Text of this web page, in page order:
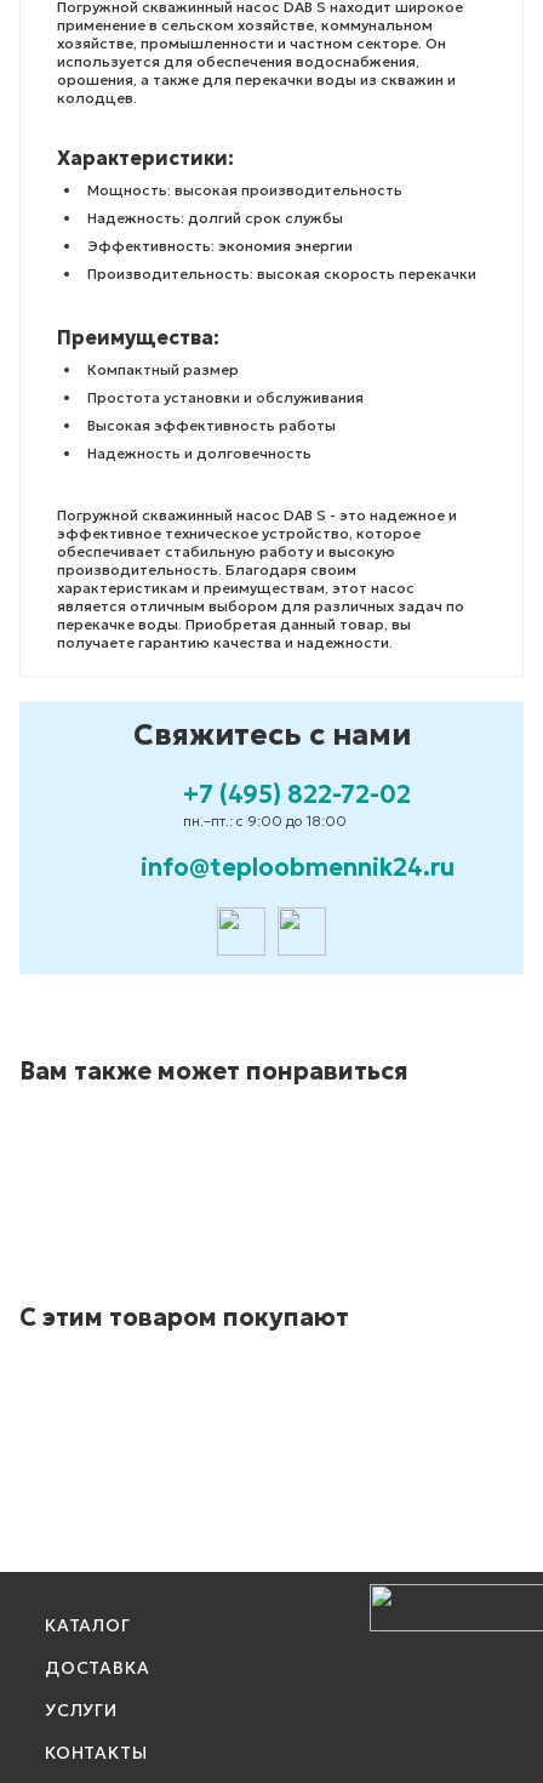
Погружной скважинный насос DAB S находит широкое
применение в сельском хозяйстве, коммунальном
хозяйстве, промышленности и частном секторе. Он
используется для обеспечения водоснабжения,
орошения, а также для перекачки воды из скважин и
колодцев.
Характеристики:
Мощность: высокая производительность
Надежность: долгий срок службы
Эффективность: экономия энергии
Производительность: высокая скорость перекачки
Преимущества:
Компактный размер
Простота установки и обслуживания
Высокая эффективность работы
Надежность и долговечность
Погружной скважинный насос DAB S - это надежное и
эффективное техническое устройство, которое
обеспечивает стабильную работу и высокую
производительность. Благодаря своим
характеристикам и преимуществам, этот насос
является отличным выбором для различных задач по
перекачке воды. Приобретая данный товар, вы
получаете гарантию качества и надежности.
Свяжитесь с нами
+7 (495) 822-72-02
пн.–пт.: с 9:00 до 18:00
info@teploobmennik24.ru
Вам также может понравиться
С этим товаром покупают
КАТАЛОГ
ДОСТАВКА
УСЛУГИ
КОНТАКТЫ